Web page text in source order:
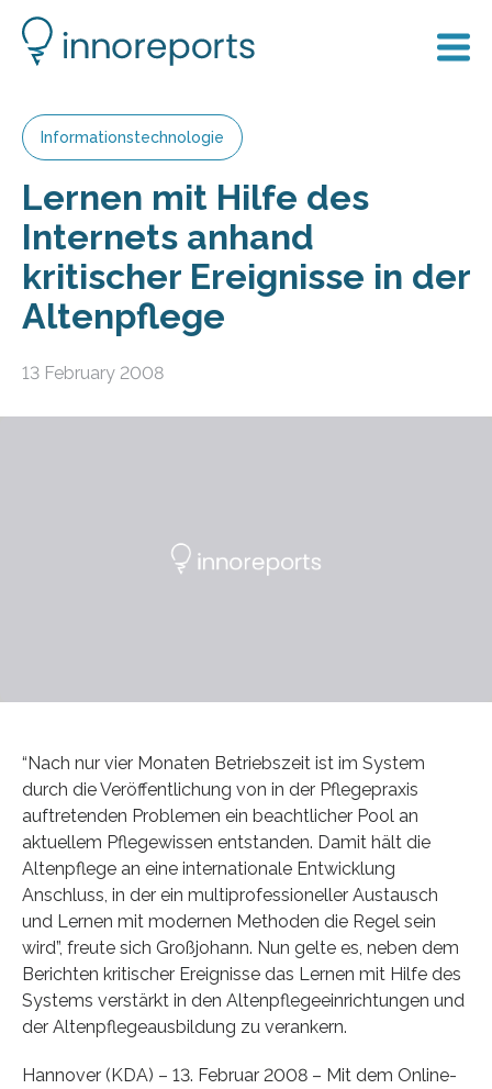
Informationstechnologie
Lernen mit Hilfe des
Internets anhand
kritischer Ereignisse in der
Altenpflege
13 February 2008
“Nach nur vier Monaten Betriebszeit ist im System
durch die Veröffentlichung von in der Pflegepraxis
auftretenden Problemen ein beachtlicher Pool an
aktuellem Pflegewissen entstanden. Damit hält die
Altenpflege an eine internationale Entwicklung
Anschluss, in der ein multiprofessioneller Austausch
und Lernen mit modernen Methoden die Regel sein
wird”, freute sich Großjohann. Nun gelte es, neben dem
Berichten kritischer Ereignisse das Lernen mit Hilfe des
Systems verstärkt in den Altenpflegeeinrichtungen und
der Altenpflegeausbildung zu verankern.
Hannover (KDA) – 13. Februar 2008 – Mit dem Online-